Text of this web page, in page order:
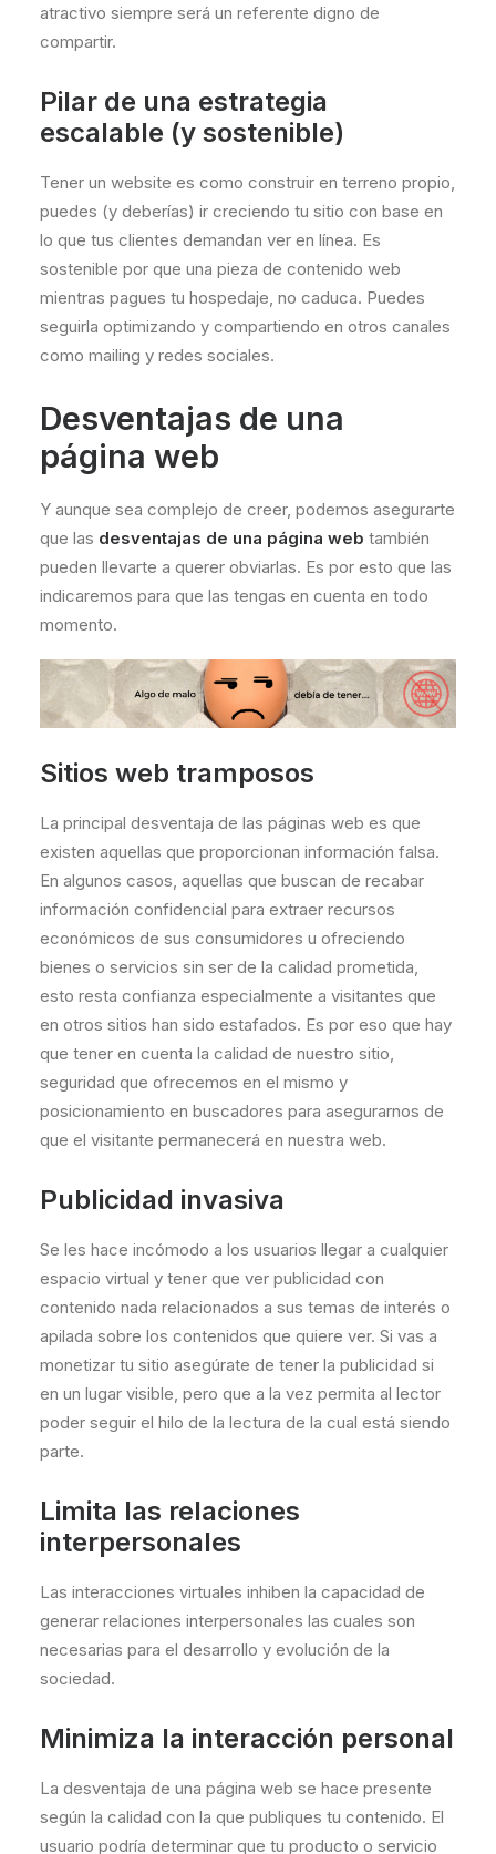
atractivo siempre será un referente digno de
compartir.
Pilar de una estrategia
escalable (y sostenible)
Tener un website es como construir en terreno propio,
puedes (y deberías) ir creciendo tu sitio con base en
lo que tus clientes demandan ver en línea. Es
sostenible por que una pieza de contenido web
mientras pagues tu hospedaje, no caduca. Puedes
seguirla optimizando y compartiendo en otros canales
como mailing y redes sociales.
Desventajas de una
página web
Y aunque sea complejo de creer, podemos asegurarte
que las desventajas de una página web también
pueden llevarte a querer obviarlas. Es por esto que las
indicaremos para que las tengas en cuenta en todo
momento.
Sitios web tramposos
La principal desventaja de las páginas web es que
existen aquellas que proporcionan información falsa.
En algunos casos, aquellas que buscan de recabar
información confidencial para extraer recursos
económicos de sus consumidores u ofreciendo
bienes o servicios sin ser de la calidad prometida,
esto resta confianza especialmente a visitantes que
en otros sitios han sido estafados. Es por eso que hay
que tener en cuenta la calidad de nuestro sitio,
seguridad que ofrecemos en el mismo y
posicionamiento en buscadores para asegurarnos de
que el visitante permanecerá en nuestra web.
Publicidad invasiva
Se les hace incómodo a los usuarios llegar a cualquier
espacio virtual y tener que ver publicidad con
contenido nada relacionados a sus temas de interés o
apilada sobre los contenidos que quiere ver. Si vas a
monetizar tu sitio asegúrate de tener la publicidad si
en un lugar visible, pero que a la vez permita al lector
poder seguir el hilo de la lectura de la cual está siendo
parte.
Limita las relaciones
interpersonales
Las interacciones virtuales inhiben la capacidad de
generar relaciones interpersonales las cuales son
necesarias para el desarrollo y evolución de la
sociedad.
Minimiza la interacción personal
La desventaja de una página web se hace presente
según la calidad con la que publiques tu contenido. El
usuario podría determinar que tu producto o servicio